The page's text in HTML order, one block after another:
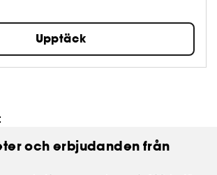
Upptäck
och erbjudanden från